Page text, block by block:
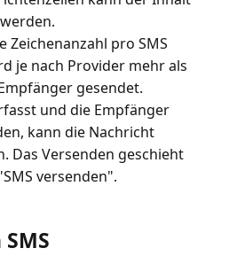
Zeichenanzahl pro SMS
je nach Provider mehr als
gesendet.
und die Empfänger
kann die Nachricht
Das Versenden geschieht
versenden".